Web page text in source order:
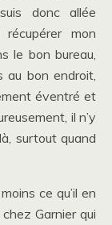
donc allée
mon
le bon bureau,
au bon endroit,
éventré et
il n’y
surtout quand
ce qu’il en
Garnier qui